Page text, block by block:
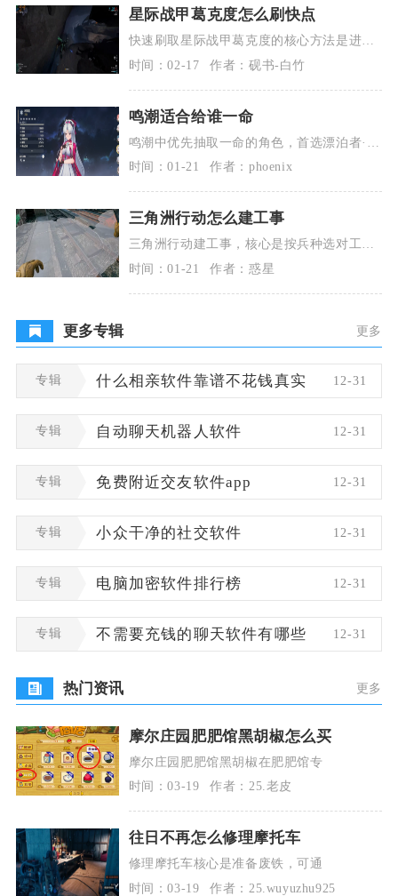
星际战甲葛克度怎么刷快点
快速刷取星际战甲葛克度的核心方法是进入
地球夜灵平野，接取高等级赏金任务，集中
清理Grine
时间：02-17 作者：砚书-白竹
鸣潮适合给谁一命
鸣潮中优先抽取一命的角色，首选漂泊者·
暗、吟霖、折枝三位角色，这三位角色的一
命机制能实现质
时间：01-21 作者：phoenix
三角洲行动怎么建工事
三角洲行动建工事，核心是按兵种选对工具
与点位，优先用沙袋掩体控要道，工程兵补
路障与机枪，再
时间：01-21 作者：惑星
更多专辑 更多
专辑 什么相亲软件靠谱不花钱真实 12-31
专辑 自动聊天机器人软件 12-31
专辑 免费附近交友软件app 12-31
专辑 小众干净的社交软件 12-31
专辑 电脑加密软件排行榜 12-31
专辑 不需要充钱的聊天软件有哪些 12-31
热门资讯 更多
摩尔庄园肥肥馆黑胡椒怎么买
摩尔庄园肥肥馆黑胡椒在肥肥馆专
时间：03-19
作者：25.老皮
往日不再怎么修理摩托车
修理摩托车核心是准备废铁，可通
时间：03-19
作者：25.wuyuzhu925